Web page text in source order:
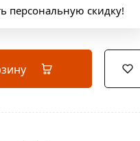
персональную скидку!